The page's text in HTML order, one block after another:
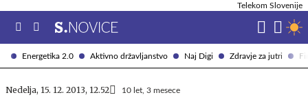
Energetika 2.0 Aktivno državljanstvo Naj Digi Zdravje za jutri
Telekom Slovenije
Nedelja, 15. 12. 2013, 12.52 10 let, 3 mesece